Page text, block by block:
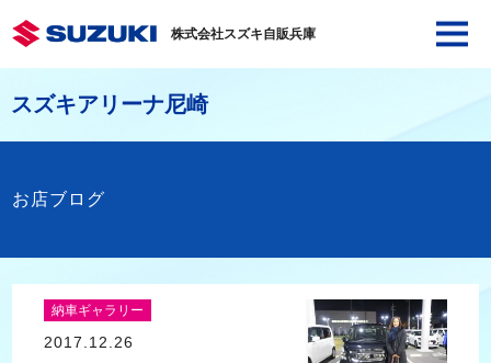
株式会社スズキ自販兵庫
スズキアリーナ尼崎
お店ブログ
納車ギャラリー
2017.12.26